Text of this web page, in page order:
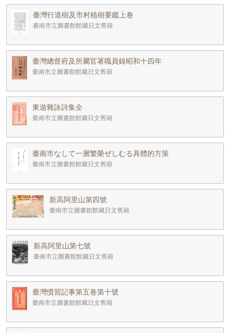
臺灣行道樹及市村植樹要鑑上卷
臺南市立圖書館館藏日文舊籍
臺灣總督府及所屬官署職員錄昭和十四年
臺南市立圖書館館藏日文舊籍
東遊雜詠詩集全
臺南市立圖書館館藏日文舊籍
臺南市なして一層繁榮ぜしむる具體的方策
臺南市立圖書館館藏日文舊籍
新高阿里山第四號
臺南市立圖書館館藏日文舊籍
新高阿里山第七號
臺南市立圖書館館藏日文舊籍
臺灣慣習記事第五卷第十號
臺南市立圖書館館藏日文舊籍